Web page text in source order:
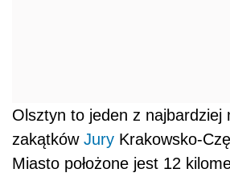
Olsztyn to jeden z najbardziej
zakątków Jury Krakowsko-
Miasto położone jest 12